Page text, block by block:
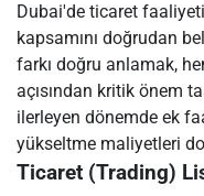
Dubai'de ticaret
kapsamını doğrudan
farkı doğru anlamak,
açısından kritik önem
ilerleyen dönemde ek
yükseltme maliyetleri
Ticaret (Trading)